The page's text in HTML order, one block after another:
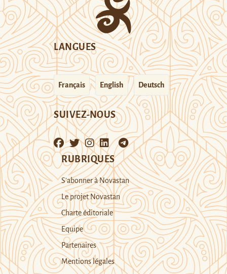
LANGUES
Français English Deutsch
SUIVEZ-NOUS
RUBRIQUES
S’abonner à Novastan
Le projet Novastan
Charte éditoriale
Equipe
Partenaires
Mentions légales